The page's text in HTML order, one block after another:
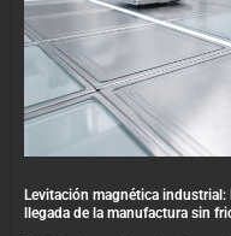
Levitación magnética
llegada de la manufactura sin